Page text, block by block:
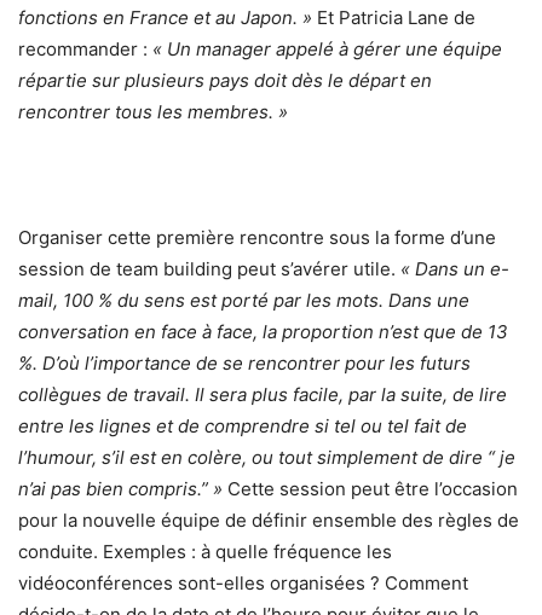
fonctions en France et au Japon. » Et Patricia Lane de
recommander : « Un manager appelé à gérer une équipe
répartie sur plusieurs pays doit dès le départ en
rencontrer tous les membres. »
Organiser cette première rencontre sous la forme d’une
session de team building peut s’avérer utile. « Dans un e-
mail, 100 % du sens est porté par les mots. Dans une
conversation en face à face, la proportion n’est que de 13
%. D’où l’importance de se rencontrer pour les futurs
collègues de travail. Il sera plus facile, par la suite, de lire
entre les lignes et de comprendre si tel ou tel fait de
l’humour, s’il est en colère, ou tout simplement de dire “ je
n’ai pas bien compris.” » Cette session peut être l’occasion
pour la nouvelle équipe de définir ensemble des règles de
conduite. Exemples : à quelle fréquence les
vidéoconférences sont-elles organisées ? Comment